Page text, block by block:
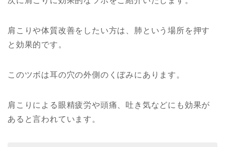
肩こりや体質改善をしたい方は、肺という場所を押す
と効果的です。
このツボは耳の穴の外側のくぼみにあります。
肩こりによる眼精疲労や頭痛、吐き気などにも効果が
あると言われています。